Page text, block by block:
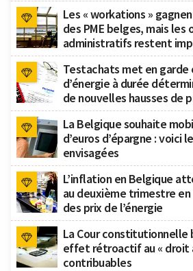
Les « workations »
des PME belges, mais les
administratifs restent
Testachats met en
d’énergie à durée
de nouvelles hausses de
La Belgique souhaite
d’euros d’épargne : voici
envisagées
L’inflation en Belgique
au deuxième trimestre en
des prix de l’énergie
La Cour constitutionnelle
effet rétroactif au « droit
contribuables